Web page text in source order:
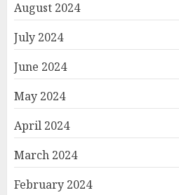
August 2024
July 2024
June 2024
May 2024
April 2024
March 2024
February 2024